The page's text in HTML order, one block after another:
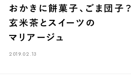
ブレンドティー 釜炒り茶 番茶
ハーブティー
白茶
おかきに餅菓子、ごま団子？
玄米茶とスイーツの
マリアージュ
2019.02.13